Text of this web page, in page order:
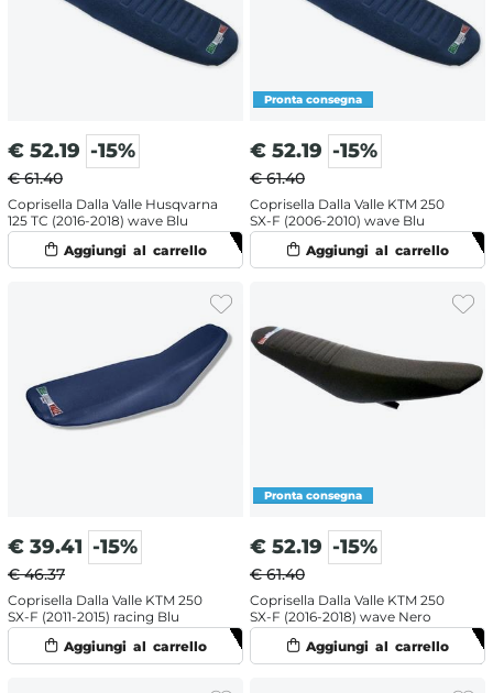
€ 52.19 -15%
€ 61.40
Coprisella Dalla Valle Husqvarna
125 TC (2016-2018) wave Blu
€ 52.19 -15%
€ 61.40
Coprisella Dalla Valle KTM 250
SX-F (2006-2010) wave Blu
€ 39.41 -15%
€ 46.37
Coprisella Dalla Valle KTM 250
SX-F (2011-2015) racing Blu
€ 52.19 -15%
€ 61.40
Coprisella Dalla Valle KTM 250
SX-F (2016-2018) wave Nero